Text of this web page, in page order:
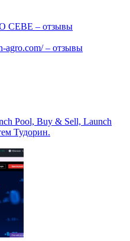
CEBE – отзывы
– отзывы
Pool, Buy & Sell, Launch
Тудорин.